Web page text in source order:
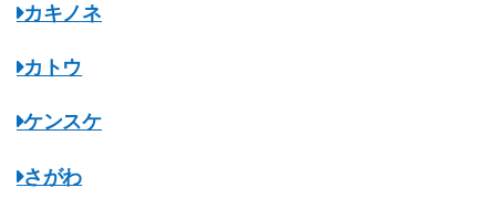
カキノネ
カトウ
ケンスケ
さがわ